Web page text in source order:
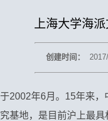
上海大学海
创建时间：
2002年6月。 15年来，
基地，是目前沪上最